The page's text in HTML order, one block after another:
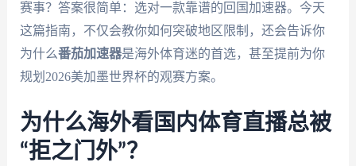
赛事？答案很简单：选对一款靠谱的回国加速器。今天
这篇指南，不仅会教你如何突破地区限制，还会告诉你
为什么番茄加速器是海外体育迷的首选，甚至提前为你
规划2026美加墨世界杯的观赛方案。
为什么海外看国内体育直播总被
“拒之门外”？